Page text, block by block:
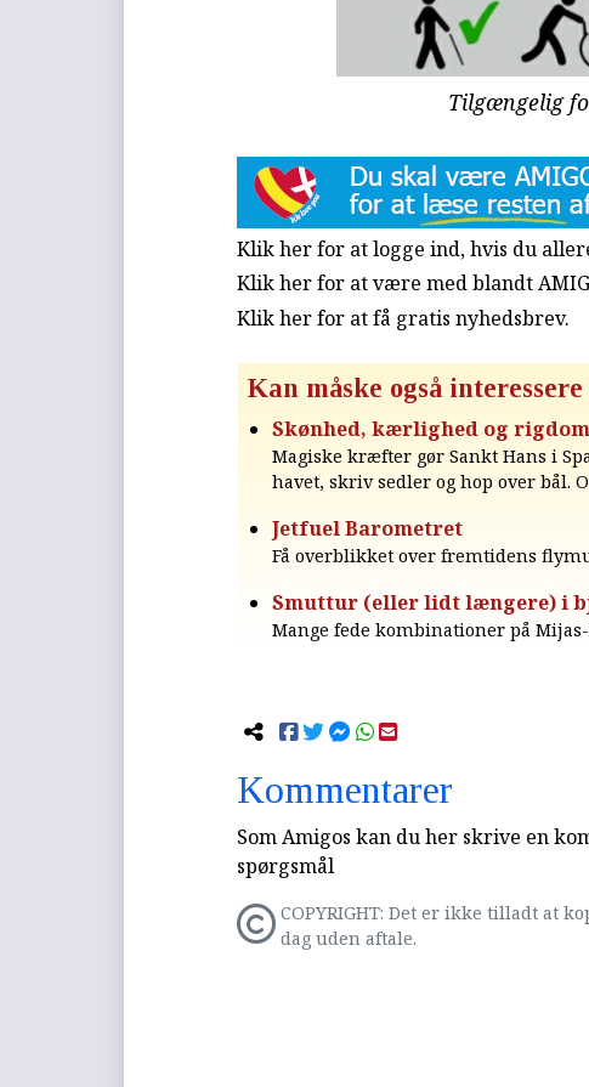
Tilgængelig
Klik her for at logge ind, hvis du
Klik her for at være med blandt
Klik her for at få gratis nyhedsbrev.
Kan måske også
Skønhed, kærlighed og rigdom
Magiske kræfter gør Sankt Hans i
havet, skriv sedler og hop over bål.
Jetfuel Barometret
Få overblikket over fremtidens
Smuttur (eller lidt længere) i
Mange fede kombinationer på
Kommentarer
Som Amigos kan du her skrive en
spørgsmål
COPYRIGHT: Det er ikke tilladt at
dag uden aftale.